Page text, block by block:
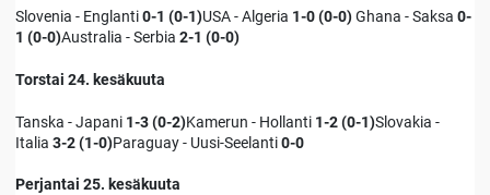
Slovenia - Englanti0-1 (0-1)USA - Algeria 1-0 (0-0)Ghana - Saksa 0-
1 (0-0)Australia - Serbia 2-1 (0-0)
Torstai 24. kesäkuuta
Tanska - Japani 1-3 (0-2)Kamerun - Hollanti 1-2 (0-1)Slovakia -
Italia 3-2 (1-0)Paraguay - Uusi-Seelanti0-0
Perjantai 25. kesäkuuta